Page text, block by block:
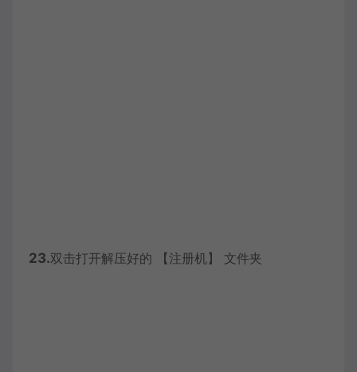
23.双击打开解压好的 【注册机】 文件夹